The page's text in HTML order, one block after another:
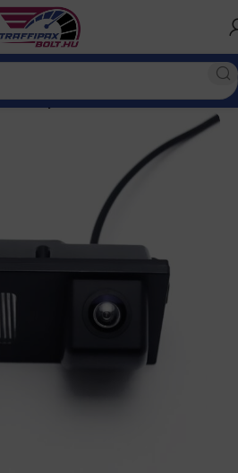
Autó specifikus tolatókamerák